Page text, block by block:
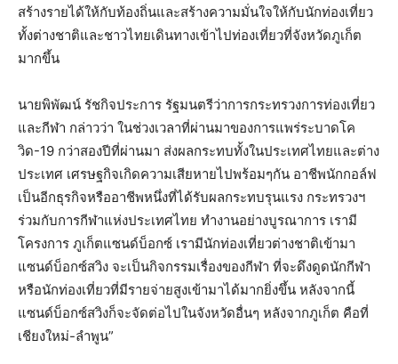
สร้างรายได้ให้กับท้องถิ่นและสร้างความมั่นใจให้กับนักท่องเที่ยว
ทั้งต่างชาติและชาวไทยเดินทางเข้าไปท่องเที่ยวที่จังหวัดภูเก็ต
มากขึ้น
นายพิพัฒน์ รัชกิจประการ รัฐมนตรีว่าการกระทรวงการท่องเที่ยว
และกีฬา กล่าวว่า ในช่วงเวลาที่ผ่านมาของการแพร่ระบาดโค
วิด-19 กว่าสองปีที่ผ่านมา ส่งผลกระทบทั้งในประเทศไทยและต่าง
ประเทศ เศรษฐกิจเกิดความเสียหายไปพร้อมๆกัน อาชีพนักกอล์ฟ
เป็นอีกธุรกิจหรืออาชีพหนึ่งที่ได้รับผลกระทบรุนแรง กระทรวงฯ
ร่วมกับการกีฬาแห่งประเทศไทย ทำงานอย่างบูรณาการ เรามี
โครงการ ภูเก็ตแซนด์บ็อกซ์ เรามีนักท่องเที่ยวต่างชาติเข้ามา
แซนด์บ็อกซ์สวิง จะเป็นกิจกรรมเรื่องของกีฬา ที่จะดึงดูดนักกีฬา
หรือนักท่องเที่ยวที่มีรายจ่ายสูงเข้ามาได้มากยิ่งขึ้น หลังจากนี้
แซนด์บ็อกซ์สวิงก็จะจัดต่อไปในจังหวัดอื่นๆ หลังจากภูเก็ต คือที่
เชียงใหม่-ลำพูน”